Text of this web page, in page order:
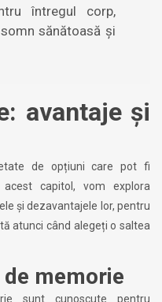
întregul corp,
sănătoasă și
avantaje și
de opțiuni care pot fi
capitol, vom explora
și dezavantajele lor, pentru
atunci când alegeți o saltea
memorie
sunt cunoscute pentru